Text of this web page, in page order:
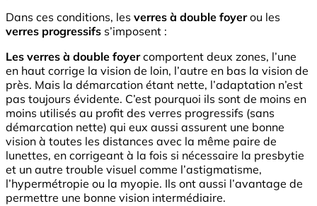
Dans ces conditions, les verres à double foyerou les
verres progressifs s’imposent :
Les verres à double foyercomportent deux zones, l’une
en haut corrige la vision de loin, l’autre en bas la vision de
près. Mais la démarcation étant nette, l’adaptation n’est
pas toujours évidente. C’est pourquoi ils sont de moins en
moins utilisés au profit des verres progressifs (sans
démarcation nette) qui eux aussi assurent une bonne
vision à toutes les distances avec la même paire de
lunettes, en corrigeant à la fois si nécessaire la presbytie
et un autre trouble visuel comme l’astigmatisme,
l’hypermétropie ou la myopie. Ils ont aussi l’avantage de
permettre une bonne vision intermédiaire.